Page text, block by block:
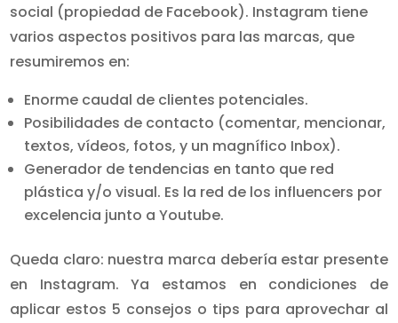
social (propiedad de Facebook). Instagram tiene
varios aspectos positivos para las marcas, que
resumiremos en:
Enorme caudal de clientes potenciales.
Posibilidades de contacto (comentar, mencionar,
textos, vídeos, fotos, y un magnífico Inbox).
Generador de tendencias en tanto que red
plástica y/o visual. Es la red de los influencers por
excelencia junto a Youtube.
Queda claro: nuestra marca debería estar presente
en Instagram. Ya estamos en condiciones de
aplicar estos 5 consejos o tips para aprovechar al